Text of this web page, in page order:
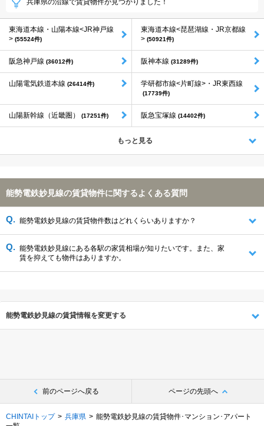
兵庫県の沿線で賃貸物件が見つかりました！
東海道本線・山陽本線<JR神戸線
> (55524件)
東海道本線<琵琶湖線・JR京都線
> (50921件)
阪急神戸線 (36012件) 阪神本線 (31289件)
山陽電気鉄道本線 (26414件) 学研都市線<片町線>・JR東西線
(17739件)
山陽新幹線（近畿圏） (17251件) 阪急宝塚線 (14402件)
もっと見る
能勢電鉄妙見線の賃貸物件に関するよくある質問
能勢電鉄妙見線の賃貸物件数はどれくらいありますか？
能勢電鉄妙見線にある各駅の家賃相場が知りたいです。また、家
賃を抑えても物件はありますか。
能勢電鉄妙見線の賃貸情報を変更する
前のページへ戻る ページの先頭へ
CHINTAIトップ 兵庫県
能勢電鉄妙見線の賃貸物件･マンション･アパート